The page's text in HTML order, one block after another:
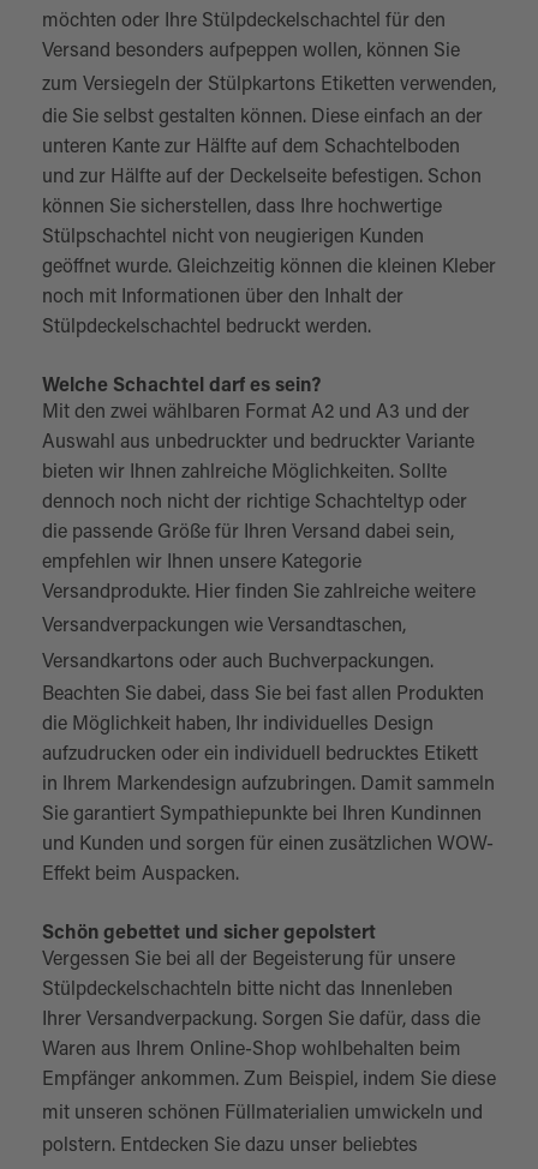
möchten oder Ihre Stülpdeckelschachtel für den
Versand besonders aufpeppen wollen, können Sie
zum Versiegeln der Stülpkartons Etiketten verwenden,
die Sie selbst gestalten können. Diese einfach an der
unteren Kante zur Hälfte auf dem Schachtelboden
und zur Hälfte auf der Deckelseite befestigen. Schon
können Sie sicherstellen, dass Ihre hochwertige
Stülpschachtel nicht von neugierigen Kunden
geöffnet wurde. Gleichzeitig können die kleinen Kleber
noch mit Informationen über den Inhalt der
Stülpdeckelschachtel bedruckt werden.
Welche Schachtel darf es sein?
Mit den zwei wählbaren Format A2 und A3 und der
Auswahl aus unbedruckter und bedruckter Variante
bieten wir Ihnen zahlreiche Möglichkeiten. Sollte
dennoch noch nicht der richtige Schachteltyp oder
die passende Größe für Ihren Versand dabei sein,
empfehlen wir Ihnen unsere Kategorie
Versandprodukte. Hier finden Sie zahlreiche weitere
Versandverpackungen wie Versandtaschen,
Versandkartons oder auch Buchverpackungen.
Beachten Sie dabei, dass Sie bei fast allen Produkten
die Möglichkeit haben, Ihr individuelles Design
aufzudrucken oder ein individuell bedrucktes Etikett
in Ihrem Markendesign aufzubringen. Damit sammeln
Sie garantiert Sympathiepunkte bei Ihren Kundinnen
und Kunden und sorgen für einen zusätzlichen WOW-
Effekt beim Auspacken.
Schön gebettet und sicher gepolstert
Vergessen Sie bei all der Begeisterung für unsere
Stülpdeckelschachteln bitte nicht das Innenleben
Ihrer Versandverpackung. Sorgen Sie dafür, dass die
Waren aus Ihrem Online-Shop wohlbehalten beim
Empfänger ankommen. Zum Beispiel, indem Sie diese
mit unseren schönen Füllmaterialien umwickeln und
polstern. Entdecken Sie dazu unser beliebtes